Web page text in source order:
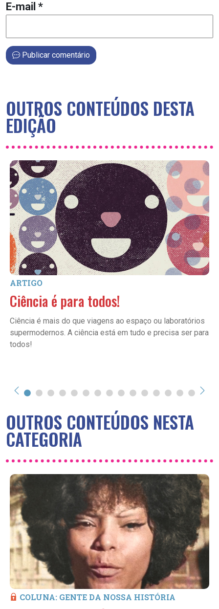
E-mail *
Publicar comentário
OUTROS CONTEÚDOS DESTA
EDIÇÃO
ARTIGO
Ciência é para todos!
Ciência é mais do que viagens ao espaço ou laboratórios
supermodernos. A ciência está em tudo e precisa ser para
todos!
OUTROS CONTEÚDOS NESTA
CATEGORIA
COLUNA: GENTE DA NOSSA HISTÓRIA